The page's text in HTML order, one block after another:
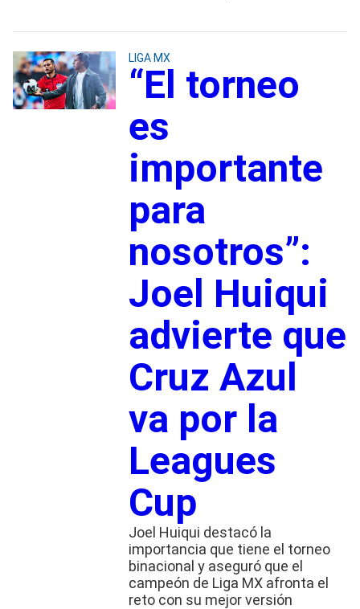
LIGA MX
“El torneo
es
importante
para
nosotros”:
Joel Huiqui
advierte que
Cruz Azul
va por la
Leagues
Cup
Joel Huiqui destacó la
importancia que tiene el torneo
binacional y aseguró que el
campeón de Liga MX afronta el
reto con su mejor versión